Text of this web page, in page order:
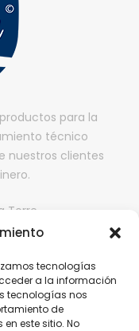
tecnologías
a la información
tecnologías nos
de
este sitio. No
para la
técnico
nuestros clientes
Torre
584